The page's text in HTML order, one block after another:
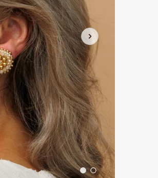
Oranje
Paars
Rood
Roze
Turquoise
Wit
Zilver
Zwart